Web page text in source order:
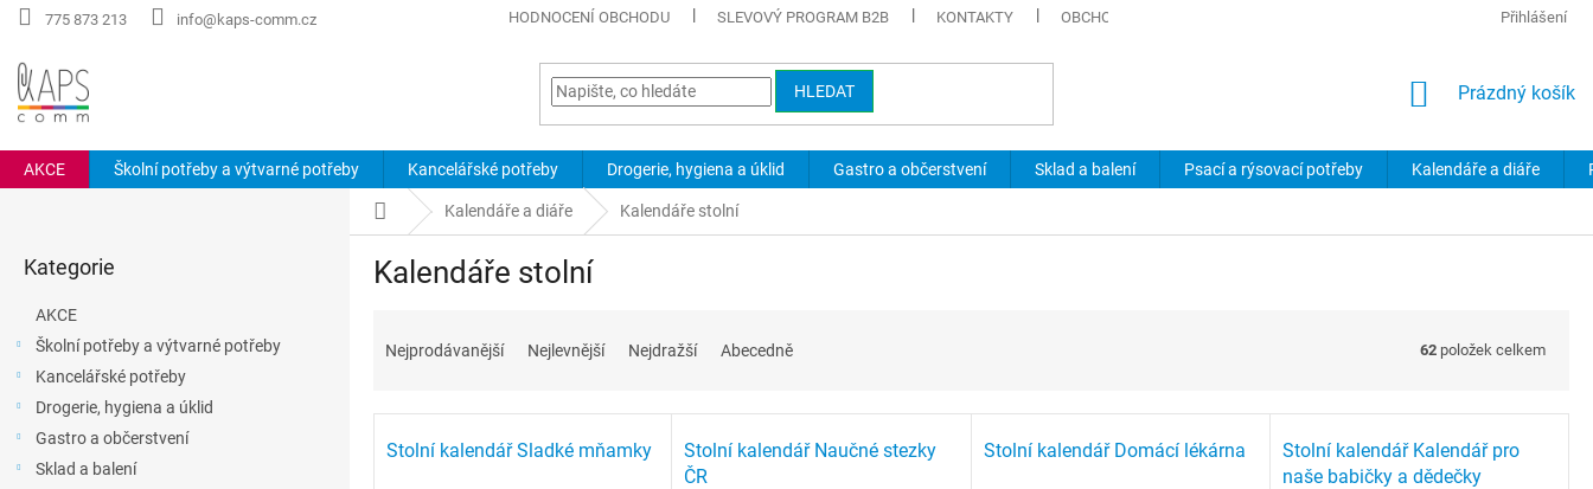
Přejít
775 873 213 info@kaps-comm.cz HODNOCENÍ OBCHODU SLEVOVÝ PROGRAM B2B KONTAKTY OBCHODNÍ PODMÍNKY PODMÍNKY OCHRANY OSOBNÍCH ÚDAJŮ
Přihlášení
HLEDAT
NÁKUPNÍ
Prázdný košík
AKCE Školní potřeby a výtvarné potřeby Kancelářské potřeby Drogerie, hygiena a úklid Gastro a občerstvení Sklad a balení Psací a rýsovací potřeby Kalendáře a diáře
kategorie
Kategorie
AKCE
Školní potřeby a výtvarné potřeby
Kancelářské potřeby
Drogerie, hygiena a úklid
Gastro a občerstvení
Sklad a balení
Domů Kalendáře a diáře Kalendáře stolní
Kalendáře stolní
Nejprodávanější Nejlevnější Nejdražší Abecedně 62 položek celkem
Stolní kalendář Sladké mňamky
Stolní kalendář Naučné stezky
ČR
Stolní kalendář Domácí lékárna
Stolní kalendář Kalendář pro
naše babičky a dědečky